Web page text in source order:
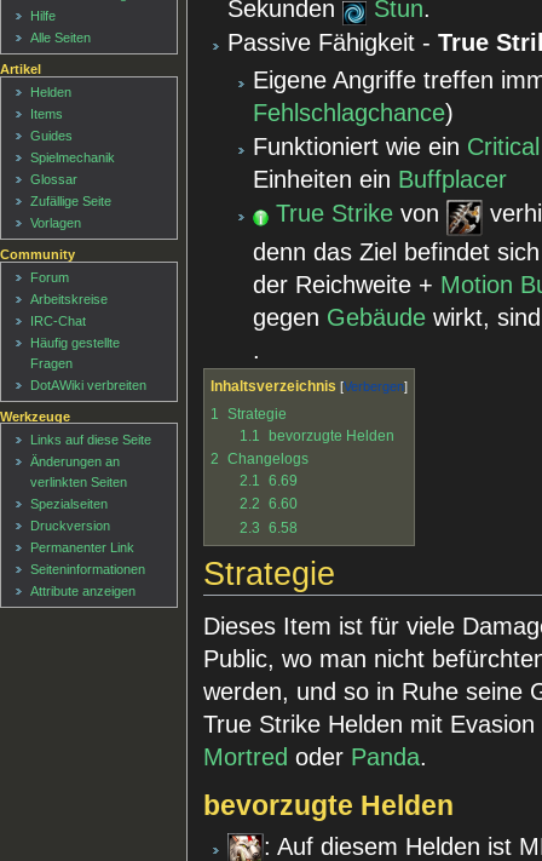
Sekunden
Stun.
Passive Fähigkeit -True
Eigene Angriffe treffen
Fehlschlagchance)
Funktioniert wie ein
Einheiten ein Buffplacer
True Strikevon
denn das Ziel befindet
der Reichweite + Motion
gegen Gebäudewirkt,
.
Inhaltsverzeichnis
1 Strategie
1.1
bevorzugte Helden
2 Changelogs
2.1 6.69
2.2 6.60
2.3 6.58
Strategie
Dieses Item ist für viele
Public, wo man nicht
werden, und so in Ruhe seine
True Strike Helden mit
Mortred oder Panda.
bevorzugte Helden
: Auf diesem Helden ist
Hilfe
Alle Seiten
Artikel
Helden
Items
Guides
Spielmechanik
Glossar
Zufällige Seite
Vorlagen
Community
Forum
Arbeitskreise
IRC-Chat
Häufig gestellte
Fragen
DotAWiki verbreiten
Werkzeuge
Links auf diese Seite
Änderungen an
verlinkten Seiten
Spezialseiten
Druckversion
Permanenter Link
Seiten­informationen
Attribute anzeigen